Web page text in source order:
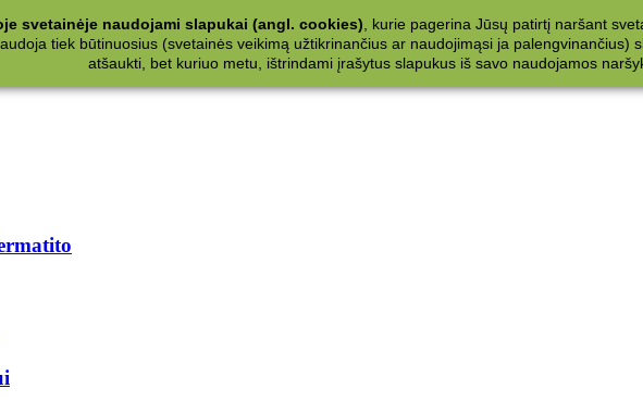
svetainėje naudojami slapukai (angl. cookies) , kurie pagerina Jūsų patirtį naršant
tiek būtinuosius (svetainės veikimą užtikrinančius ar naudojimąsi ja palengvinančius)
atšaukti, bet kuriuo metu, ištrindami įrašytus slapukus iš savo naudojamos